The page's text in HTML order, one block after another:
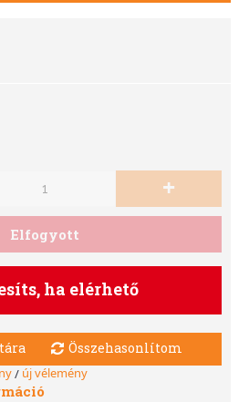
+
Elfogyott
ha elérhető
Összehasonlítom
/ új vélemény